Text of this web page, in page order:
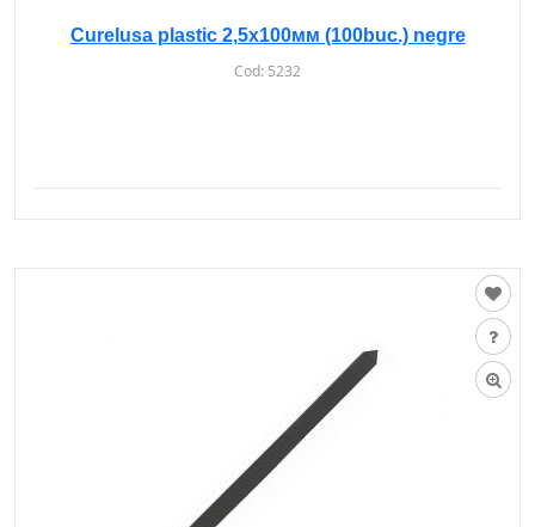
Curelusa plastic 2,5х100мм (100buc.) negre
Cod: 5232